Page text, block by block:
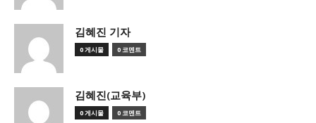
김혜진 기자
0 게시물 0 코멘트
김혜진(교육부)
0 게시물 0 코멘트